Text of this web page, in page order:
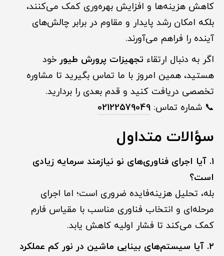
کاهش هزینه‌ها و افزایش بهره‌وری کمک می‌کنند،
بلکه امکان رشد پایدار و مقاوم در برابر چالش‌های
آینده را فراهم می‌آورند.
اگر به دنبال ارتقاء تجهیزات پرورش طیور خود
هستید، همین امروز با ما تماس بگیرید تا مشاوره
تخصصی دریافت کنید و قدم بعدی را بردارید.
📞 شماره تماس: 02122579049
سؤالات متداول
۱. آیا اجرای فناوری‌های نو نیازمند سرمایه زیادی
است؟
بله، تحلیل هزینه‌فایده ضروری است؛ اما اجرای
مرحله‌ای و انتخاب فناوری مناسب با مقیاس فارم
کمک می‌کند تا فشار اولیه کاهش یابد.
۲. آیا سیستم‌های بینایی ماشین در نور کم عملکرد